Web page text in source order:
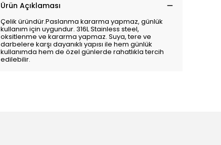
Ürün Açıklaması
Çelik üründür.Paslanma kararma yapmaz, günlük
kullanım için uygundur. 316L Stainless steel,
oksitlenme ve kararma yapmaz. Suya, tere ve
darbelere karşı dayanıklı yapısı ile hem günlük
kullanımda hem de özel günlerde rahatlıkla tercih
edilebilir.